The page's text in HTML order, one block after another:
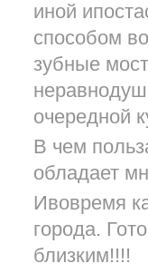
иной
способом
зубные
очередной
В чем
обладает
Ивовремя
города.
близким!!!!